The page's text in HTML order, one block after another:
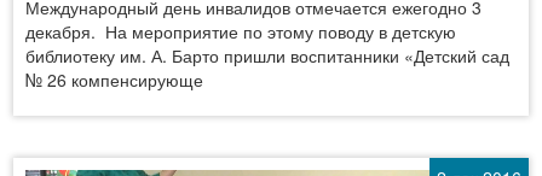
Международный день инвалидов отмечается ежегодно 3
декабря. На мероприятие по этому поводу в детскую
библиотеку им. А. Барто пришли воспитанники «Детский сад
№ 26 компенсирующе